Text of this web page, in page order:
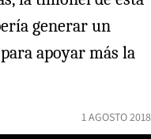
generar un
apoyar más la
1 AGOSTO 2018